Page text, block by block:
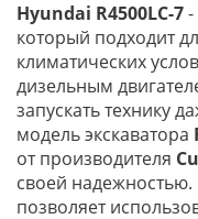
Hyundai R4500LC-7-
который подходит
климатических
дизельным
запускать технику
модель экскаватора
от производителя
своей надежностью.
позволяет